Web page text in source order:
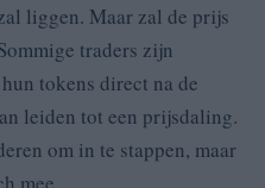
liggen. Maar zal de prijs
traders zijn
tokens direct na de
leiden tot een prijsdaling.
om in te stappen, maar
mee.